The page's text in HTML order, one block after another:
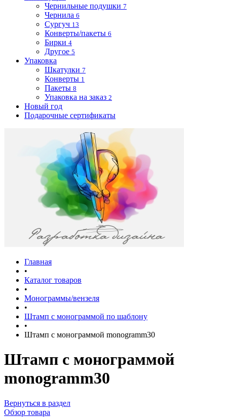
Чернильные подушки 7
Чернила 6
Сургуч 13
Конверты/пакеты 6
Бирки 4
Другое 5
Упаковка
Шкатулки 7
Конверты 1
Пакеты 8
Упаковка на заказ 2
Новый год
Подарочные сертификаты
Главная
•
Каталог товаров
•
Монограммы/вензеля
•
Штамп с монограммой по шаблону
•
Штамп с монограммой monogramm30
Штамп с монограммой
monogramm30
Вернуться в раздел
Обзор товара